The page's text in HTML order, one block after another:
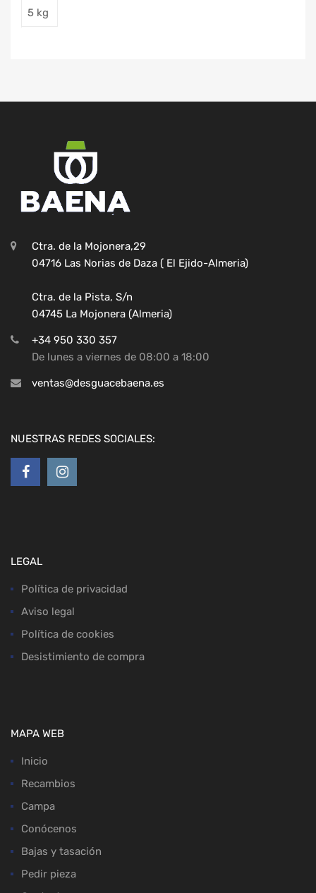
5 kg
Ctra. de la Mojonera,29
04716 Las Norias de Daza ( El Ejido-Almeria)
Ctra. de la Pista, S/n
04745 La Mojonera (Almeria)
+34 950 330 357
De lunes a viernes de 08:00 a 18:00
ventas@desguacebaena.es
NUESTRAS REDES SOCIALES:
LEGAL
Política de privacidad
Aviso legal
Política de cookies
Desistimiento de compra
MAPA WEB
Inicio
Recambios
Campa
Conócenos
Bajas y tasación
Pedir pieza